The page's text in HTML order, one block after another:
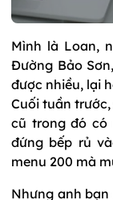
Mình là Loan,
Đường Bảo
được nhiều, lại
Cuối tuần
cũ trong đó có
đứng bếp rủ
menu 200 mà
Nhưng anh